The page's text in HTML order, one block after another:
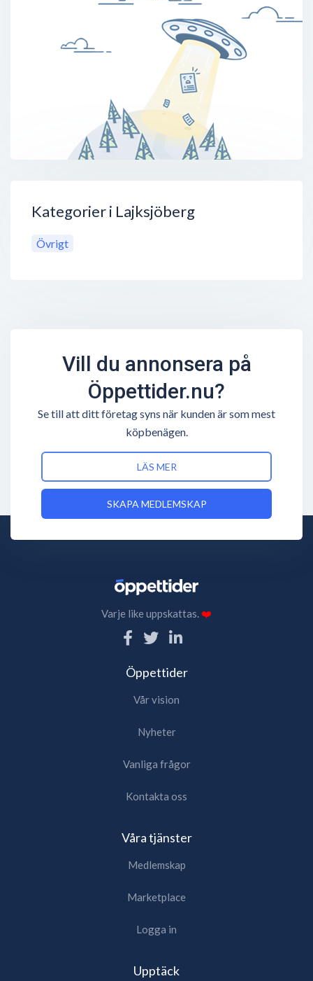
Kategorier i Lajksjöberg
Övrigt
Vill du annonsera på
Öppettider.nu?
Se till att ditt företag syns när kunden är som mest
köpbenägen.
LÄS MER
SKAPA MEDLEMSKAP
Varje like uppskattas.❤️
Öppettider
Vår vision
Nyheter
Vanliga frågor
Kontakta oss
Våra tjänster
Medlemskap
Marketplace
Logga in
Upptäck